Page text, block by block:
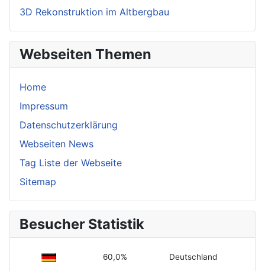
3D Rekonstruktion im Altbergbau
Webseiten Themen
Home
Impressum
Datenschutzerklärung
Webseiten News
Tag Liste der Webseite
Sitemap
Besucher Statistik
60,0% Deutschland